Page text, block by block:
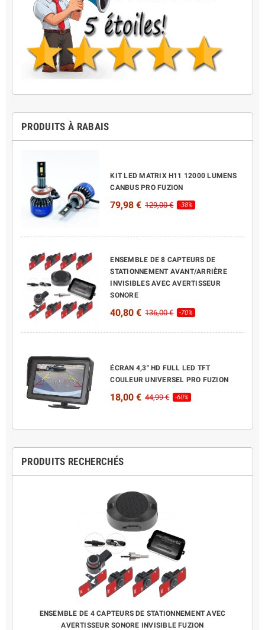
PRODUITS À RABAIS
KIT LED MATRIX H11 12000 LUMENS
CANBUS PRO FUZION
79,98 € 129,00 € -38%
ENSEMBLE DE 8 CAPTEURS DE
STATIONNEMENT AVANT/ARRIÈRE
INVISIBLES AVEC AVERTISSEUR
SONORE
40,80 € 136,00 € -70%
ÉCRAN 4,3" HD FULL LED TFT
COULEUR UNIVERSEL PRO FUZION
18,00 € 44,99 € -60%
PRODUITS RECHERCHÉS
ENSEMBLE DE 4 CAPTEURS DE STATIONNEMENT AVEC
AVERTISSEUR SONORE INVISIBLE FUZION